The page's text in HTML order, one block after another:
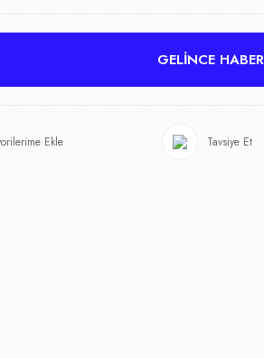
GELİNCE
Tavsiye Et